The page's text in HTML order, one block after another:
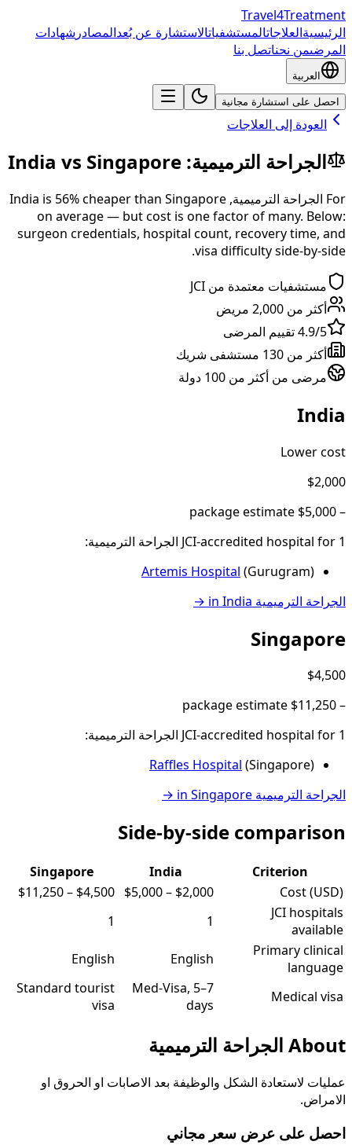
Travel4Treatment
الرئيسيةالعلاجاتالمستشفياتالاستشارة عن بُعدالمصادر شهادات
المرضىمن نحناتصل بنا
العربية
احصل على استشارة مجانية
العودة إلى العلاجات
الجراحة الترميمية:
India vs Singapore
For الجراحة الترميمية,
India is 56% cheaperthan Singapore
on average — but cost is one factor of many. Below:
surgeon credentials, hospital count, recovery time, and
visa difficulty side-by-side.
مستشفيات معتمدة من JCI
أكثر من 2,000 مريض
4.9/5 تقييم المرضى
أكثر من 130 مستشفى شريك
مرضى من أكثر من 100 دولة
India
Lower cost
$2,000
–
$5,000
1
for الجراحة الترميمية:
Artemis Hospital (Gurugram)
الجراحة الترميمية India
→
Singapore
$4,500
–
$11,250
1
for الجراحة الترميمية:
Raffles Hospital (Singapore)
الجراحة الترميمية Singapore
→
Side-by-side comparison
Criterion
India
Singapore
Cost (USD)
$2,000
–
$5,000
$4,500
–
$11,250
JCI hospitals
available
1
1
Primary clinical
language
English
English
Medical visa
Med-Visa, 5–7
days
Standard tourist
visa
About الجراحة الترميمية
عمليات لاستعادة الشكل والوظيفة بعد الاصابات او الحروق او
الامراض.
احصل على عرض سعر مجاني